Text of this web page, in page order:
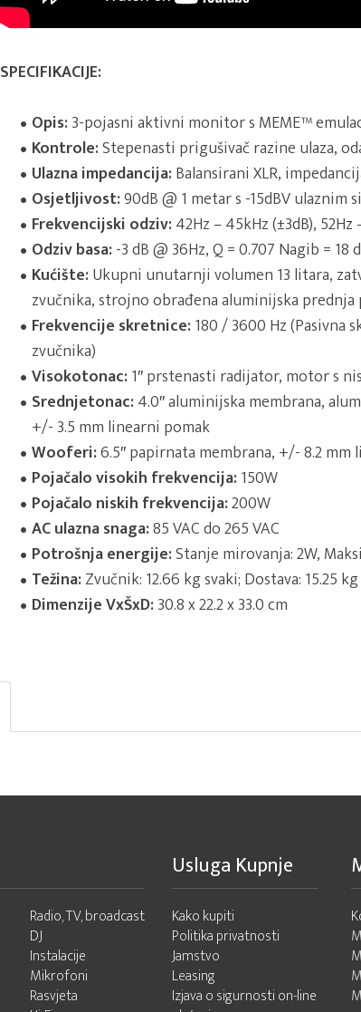
SPECIFIKACIJE:
Opis:3-pojasni aktivni monitor s MEME™
Kontrole:Stepenasti prigušivač razine ulaza,
Ulazna impedancija:Balansirani XLR,
Osjetljivost:90dB @ 1 metar s -15dBV
Frekvencijski odziv:42Hz – 45kHz (±3dB), 52Hz
Odziv basa:-3 dB @ 36Hz, Q = 0.707 Nagib = 18
Kućište:Ukupni unutarnji volumen 13 litara,
zvučnika, strojno obrađena aluminijska
Frekvencije skretnice:180 / 3600 Hz
zvučnika)
Visokotonac:1″ prstenasti radijator, motor s
Srednjetonac:4.0″ aluminijska membrana,
+/- 3.5 mm linearni pomak
Wooferi:6.5″ papirnata membrana, +/- 8.2
Pojačalo visokih frekvencija:150W
Pojačalo niskih frekvencija:200W
AC ulazna snaga:85 VAC do 265 VAC
Potrošnja energije:Stanje mirovanja: 2W,
Težina:Zvučnik: 12.66 kg svaki; Dostava: 15.25
Dimenzije VxŠxD:30.8 x 22.2 x 33.0 cm
Radio, TV, broadcast
DJ
Instalacije
Mikrofoni
Rasvjeta
Usluga Kupnje
Kako kupiti
Politika privatnosti
Jamstvo
Leasing
Izjava o sigurnosti on-line